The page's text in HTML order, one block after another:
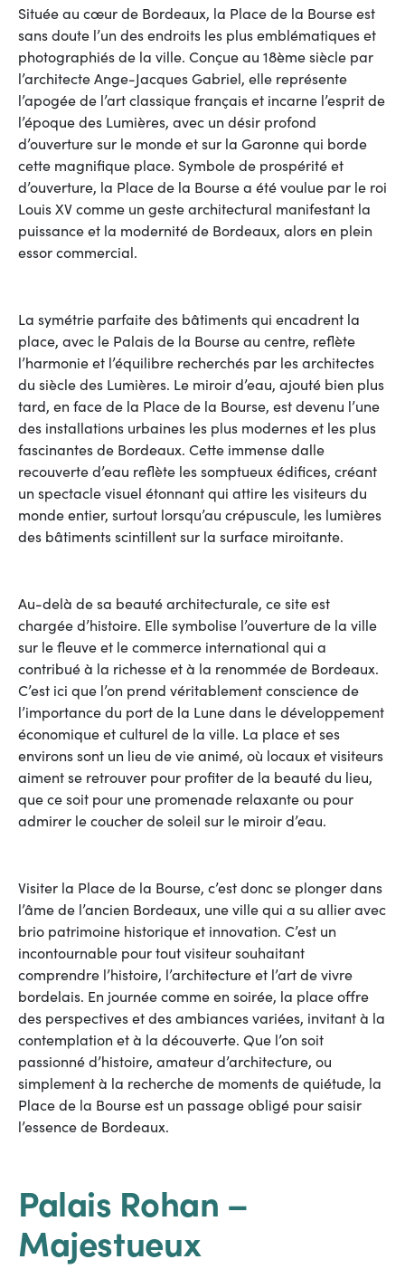
Située au cœur de Bordeaux, la Place de la Bourse est
sans doute l’un des endroits les plus emblématiques et
photographiés de la ville. Conçue au 18ème siècle par
l’architecte Ange-Jacques Gabriel, elle représente
l’apogée de l’art classique français et incarne l’esprit de
l’époque des Lumières, avec un désir profond
d’ouverture sur le monde et sur la Garonne qui borde
cette magnifique place. Symbole de prospérité et
d’ouverture, la Place de la Bourse a été voulue par le roi
Louis XV comme un geste architectural manifestant la
puissance et la modernité de Bordeaux, alors en plein
essor commercial.
La symétrie parfaite des bâtiments qui encadrent la
place, avec le Palais de la Bourse au centre, reflète
l’harmonie et l’équilibre recherchés par les architectes
du siècle des Lumières. Le miroir d’eau, ajouté bien plus
tard, en face de la Place de la Bourse, est devenu l’une
des installations urbaines les plus modernes et les plus
fascinantes de Bordeaux. Cette immense dalle
recouverte d’eau reflète les somptueux édifices, créant
un spectacle visuel étonnant qui attire les visiteurs du
monde entier, surtout lorsqu’au crépuscule, les lumières
des bâtiments scintillent sur la surface miroitante.
Au-delà de sa beauté architecturale, ce site est
chargée d’histoire. Elle symbolise l’ouverture de la ville
sur le fleuve et le commerce international qui a
contribué à la richesse et à la renommée de Bordeaux.
C’est ici que l’on prend véritablement conscience de
l’importance du port de la Lune dans le développement
économique et culturel de la ville. La place et ses
environs sont un lieu de vie animé, où locaux et visiteurs
aiment se retrouver pour profiter de la beauté du lieu,
que ce soit pour une promenade relaxante ou pour
admirer le coucher de soleil sur le miroir d’eau.
Visiter la Place de la Bourse, c’est donc se plonger dans
l’âme de l’ancien Bordeaux, une ville qui a su allier avec
brio patrimoine historique et innovation. C’est un
incontournable pour tout visiteur souhaitant
comprendre l’histoire, l’architecture et l’art de vivre
bordelais. En journée comme en soirée, la place offre
des perspectives et des ambiances variées, invitant à la
contemplation et à la découverte. Que l’on soit
passionné d’histoire, amateur d’architecture, ou
simplement à la recherche de moments de quiétude, la
Place de la Bourse est un passage obligé pour saisir
l’essence de Bordeaux.
Palais Rohan –
Majestueux